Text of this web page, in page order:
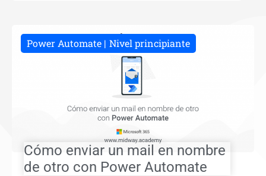
Power Automate Nivel principiante
Cómo enviar un mail en nombre
de otro con Power Automate